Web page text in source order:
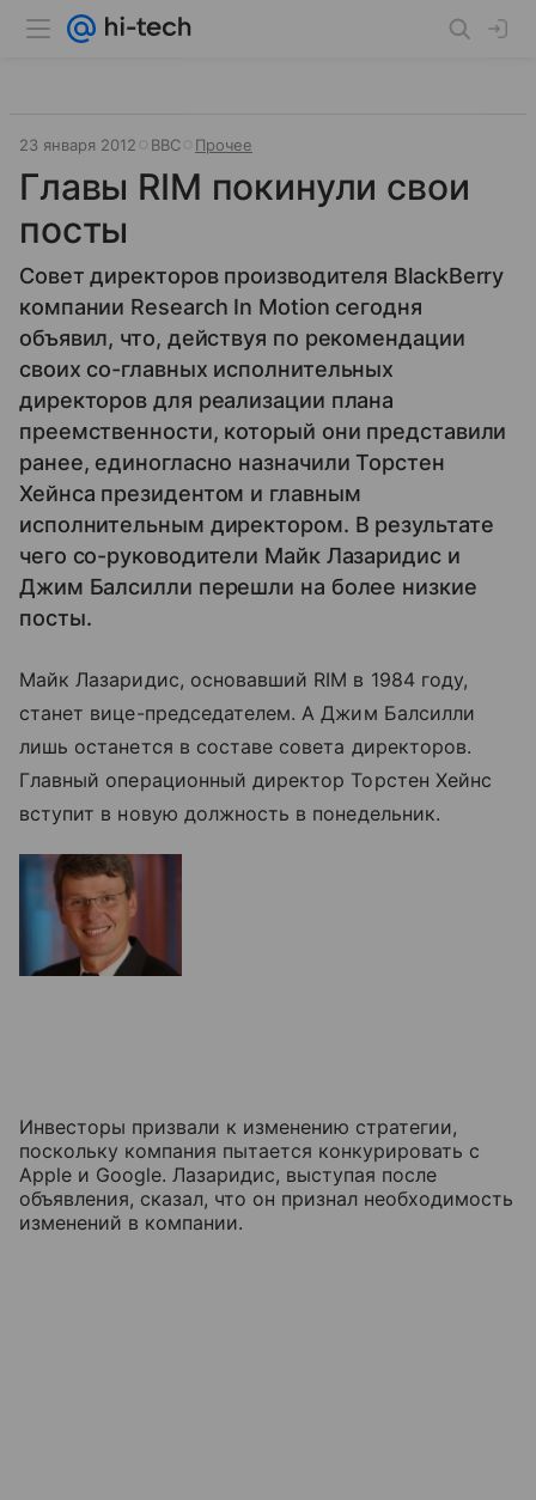
23 января 2012 BBC Прочее
Главы RIM покинули свои
посты
Совет директоров производителя BlackBerry
компании Research In Motion сегодня
объявил, что, действуя по рекомендации
своих со-главных исполнительных
директоров для реализации плана
преемственности, который они представили
ранее, единогласно назначили Торстен
Хейнса президентом и главным
исполнительным директором. В результате
чего со-руководители Майк Лазаридис и
Джим Балсилли перешли на более низкие
посты.
Майк Лазаридис, основавший RIM в 1984 году,
станет вице-председателем. А Джим Балсилли
лишь останется в составе совета директоров.
Главный операционный директор Торстен Хейнс
вступит в новую должность в понедельник.
Инвесторы призвали к изменению стратегии,
поскольку компания пытается конкурировать с
Apple и Google. Лазаридис, выступая после
объявления, сказал, что он признал необходимость
изменений в компании.